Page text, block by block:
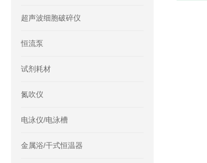
超声波细胞破碎仪
恒流泵
试剂耗材
氮吹仪
电泳仪/电泳槽
金属浴/干式恒温器